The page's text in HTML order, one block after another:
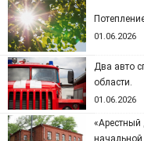
01.06.2026
Два авто
области.
01.06.2026
начальной